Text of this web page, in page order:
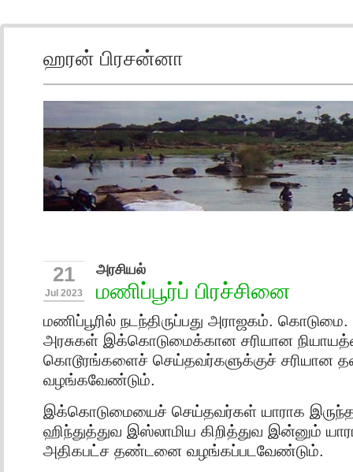
ஹரன் பிரசன்னா
21
Jul 2023
அரசியல்
மணிப்பூர்ப் பிரச்சினை
மணிப்பூரில் நடந்திருப்பது அராஜகம். கொடுமை.
அரசுகள் இக்கொடுமைக்கான சரியான
கொடூரங்களைச் செய்தவர்களுக்குச் சரியான
வழங்கவேண்டும்.
இக்கொடுமையைச் செய்தவர்கள் யாராக
ஹிந்துத்துவ இஸ்லாமிய கிறித்துவ இன்னும்
அதிகபட்ச தண்டனை வழங்கப்படவேண்டும்.